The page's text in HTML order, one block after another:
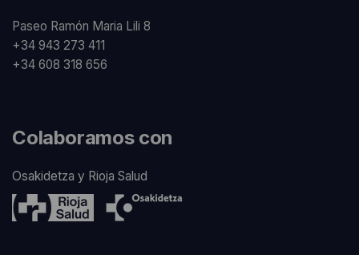
Paseo Ramón Maria Lili 8
+34 943 273 411
+34 608 318 656
Colaboramos con
Osakidetza y Rioja Salud